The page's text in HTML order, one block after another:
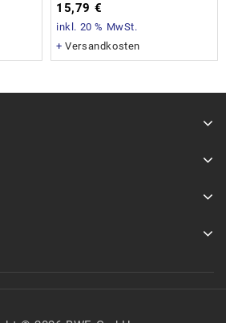
15,79 €
inkl. 20 % MwSt.
+Versandkosten